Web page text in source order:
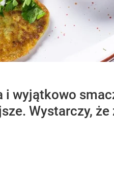
wyjątkowo
Wystarczy,